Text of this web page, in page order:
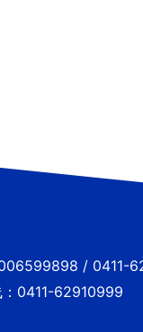
/ 0411-
：0411-62910999